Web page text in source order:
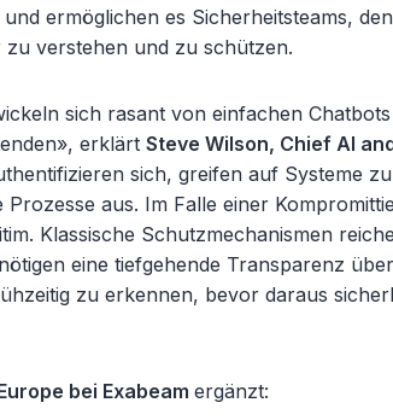
ermöglichen es Sicherheitsteams,
zu verstehen und zu schützen.
sich rasant von einfachen
erklärt Steve Wilson, Chief AI
sich, greifen auf Systeme
Prozesse aus. Im Falle einer
Klassische Schutzmechanismen
eine tiefgehende Transparenz
zu erkennen, bevor daraus
bei Exabeam ergänzt: